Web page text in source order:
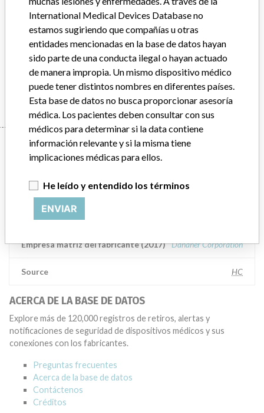
Modelo / Serial Model Catalog: 629029 (Lot serial: ALL)
Descripción del producto
UNICEL DXH 800 COULTER CELLULAR ANALYSIS SYSTEM
Manufacturer BECKMAN COULTER CANADA L.P.
Manufacturer
BECKMAN COULTER CANADA L.P.
Empresa matriz del fabricante (2017) Danaher Corporation
Source HC
ACERCA DE LA BASE DE DATOS
Explore más de 120,000 registros de retiros, alertas y
notificaciones de seguridad de dispositivos médicos y sus
conexiones con los fabricantes.
Preguntas frecuentes
Acerca de la base de datos
Contáctenos
Créditos
International Medical Devices Database no
estamos sugiriendo que compañías u otras
entidades mencionadas en la base de datos hayan
sido parte de una conducta ilegal o hayan actuado
de manera impropia. Un mismo dispositivo médico
puede tener distintos nombres en diferentes países.
Esta base de datos no busca proporcionar asesoría
médica. Los pacientes deben consultar con sus
médicos para determinar si la data contiene
información relevante y si la misma tiene
implicaciones médicas para ellos.
He leído y entendido los términos
ENVIAR